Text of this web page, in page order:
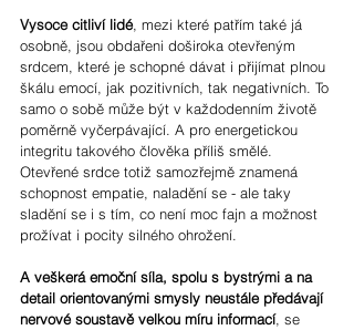
Vysoce citliví lidé, mezi které patřím také já
osobně, jsou obdařeni doširoka otevřeným
srdcem, které je schopné dávat i přijímat plnou
škálu emocí, jak pozitivních, tak negativních. To
samo o sobě může být v každodenním životě
poměrně vyčerpávající. A pro energetickou
integritu takového člověka příliš smělé.
Otevřené srdce totiž samozřejmě znamená
schopnost empatie, naladění se - ale taky
sladění se i s tím, co není moc fajn a možnost
prožívat i pocity silného ohrožení.
A veškerá emoční síla, spolu s bystrými a na
detail orientovanými smysly neustále předávají
nervové soustavě velkou míru informací, se